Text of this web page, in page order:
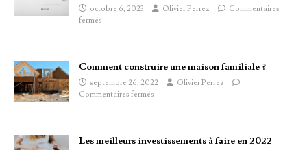
octobre 6, 2023 Olivier Perrez
Commentaires
fermés
Comment construire une maison familiale ?
septembre 26, 2022
Olivier Perrez
Commentaires fermés
Les meilleurs investissements à faire en 2022